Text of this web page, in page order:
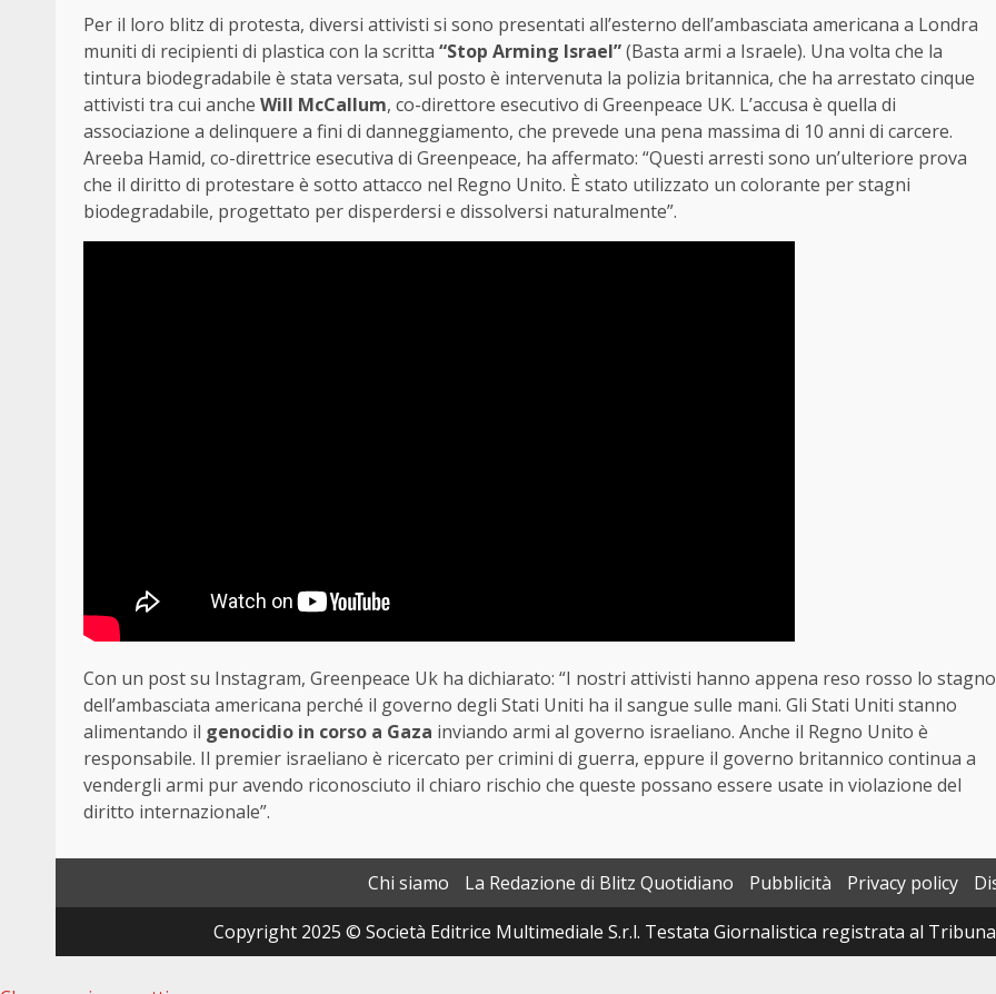
Per il loro blitz di protesta, diversi attivisti si sono presentati all’esterno dell’ambasciata americana a Londra
muniti di recipienti di plastica con la scritta “Stop Arming Israel”(Basta armi a Israele). Una volta che la
tintura biodegradabile è stata versata, sul posto è intervenuta la polizia britannica, che ha arrestato cinque
attivisti tra cui anche Will McCallum, co-direttore esecutivo di Greenpeace UK. L’accusa è quella di
associazione a delinquere a fini di danneggiamento, che prevede una pena massima di 10 anni di carcere.
Areeba Hamid, co-direttrice esecutiva di Greenpeace, ha affermato: “Questi arresti sono un’ulteriore prova
che il diritto di protestare è sotto attacco nel Regno Unito. È stato utilizzato un colorante per stagni
biodegradabile, progettato per disperdersi e dissolversi naturalmente”.
Con un post su Instagram, Greenpeace Uk ha dichiarato: “I nostri attivisti hanno appena reso rosso lo stagno
dell’ambasciata americana perché il governo degli Stati Uniti ha il sangue sulle mani. Gli Stati Uniti stanno
alimentando il genocidio in corso a Gaza inviando armi al governo israeliano. Anche il Regno Unito è
responsabile. Il premier israeliano è ricercato per crimini di guerra, eppure il governo britannico continua a
vendergli armi pur avendo riconosciuto il chiaro rischio che queste possano essere usate in violazione del
diritto internazionale”.
Chi siamo La Redazione di Blitz Quotidiano Pubblicità Privacy policy
Copyright 2025 © Società Editrice Multimediale S.r.l. Testata Giornalistica registrata al